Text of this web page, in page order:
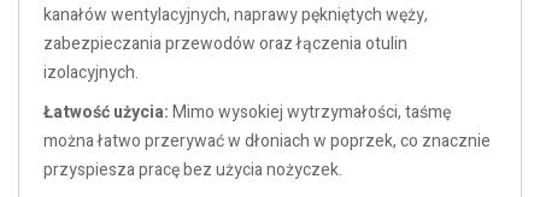
kanałów wentylacyjnych, naprawy pękniętych węży,
zabezpieczania przewodów oraz łączenia otulin
izolacyjnych.
Łatwość użycia:Mimo wysokiej wytrzymałości, taśmę
można łatwo przerywać w dłoniach w poprzek, co znacznie
przyspiesza pracę bez użycia nożyczek.